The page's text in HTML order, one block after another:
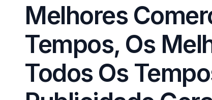
Melhores
Tempos, Os
Todos Os